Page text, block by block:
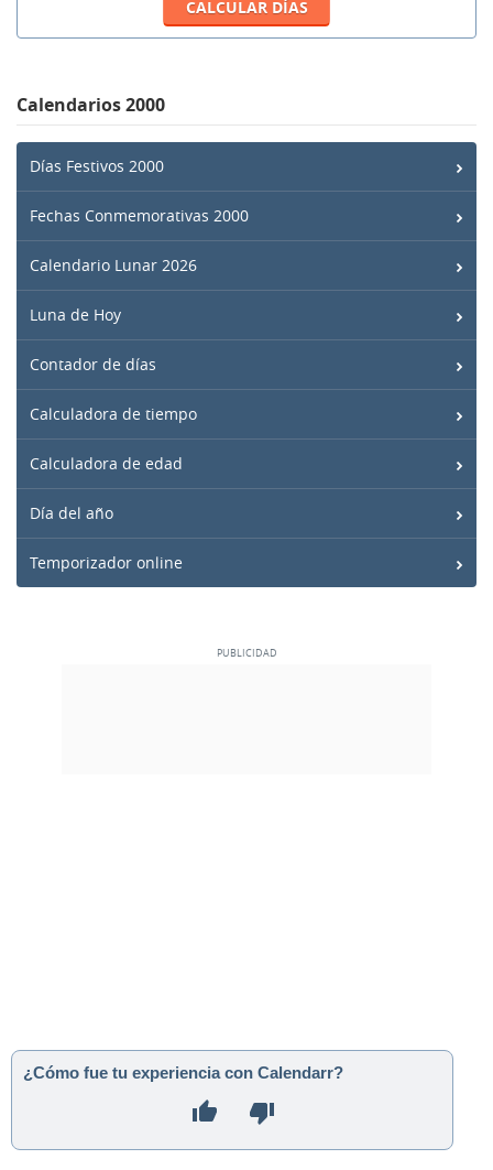
Calendarios 2000
Días Festivos 2000
Fechas Conmemorativas 2000
Calendario Lunar 2026
Luna de Hoy
Contador de días
Calculadora de tiempo
Calculadora de edad
Día del año
Temporizador online
¿Cómo fue tu experiencia con Calendarr?